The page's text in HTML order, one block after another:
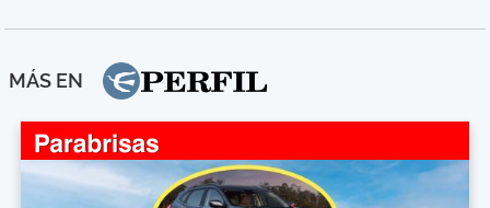
MÁS EN